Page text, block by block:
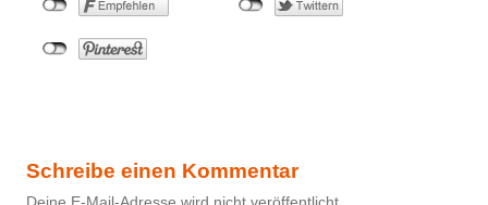
Schreibe einen Kommentar